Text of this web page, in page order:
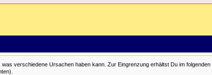
verschiedene Ursachen haben kann. Zur Eingrenzung erhältst Du im